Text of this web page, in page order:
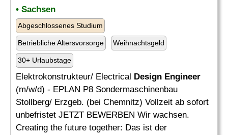
• Sachsen
Abgeschlossenes Studium
Betriebliche Altersvorsorge Weihnachtsgeld
30+ Urlaubstage
Elektrokonstrukteur/ Electrical Design Engineer
(m/w/d) - EPLAN P8 Sondermaschinenbau
Stollberg/ Erzgeb. (bei Chemnitz) Vollzeit ab sofort
unbefristet JETZT BEWERBEN Wir wachsen.
Creating the future together: Das ist der